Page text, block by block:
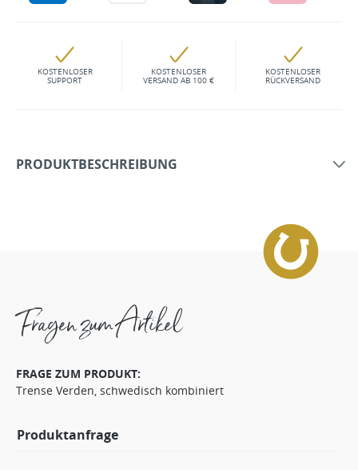
KOSTENLOSER
SUPPORT
KOSTENLOSER
VERSAND AB 100 €
KOSTENLOSER
RÜCKVERSAND
PRODUKTBESCHREIBUNG
Fragen zum Artikel
FRAGE ZUM PRODUKT:
Trense Verden, schwedisch kombiniert
Produktanfrage